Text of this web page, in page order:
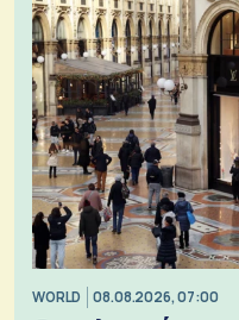
WORLD 08.08.2026, 07:00